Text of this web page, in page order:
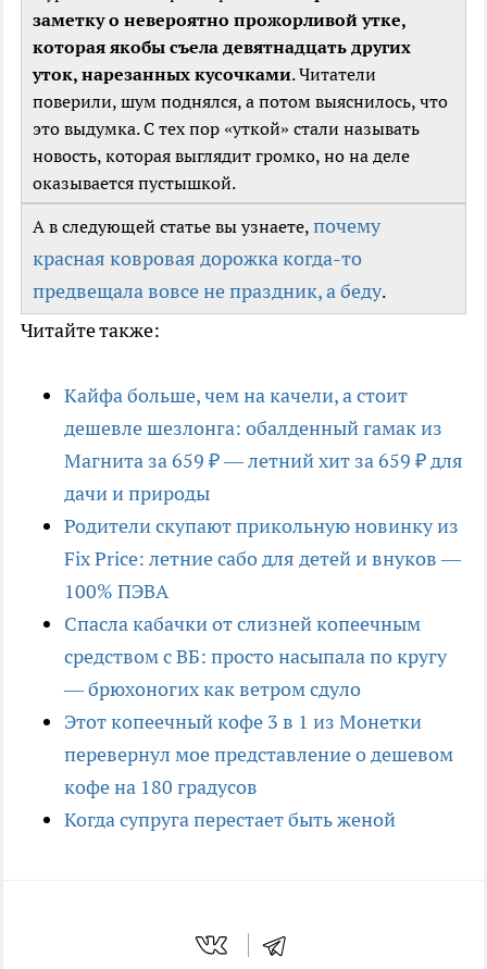
заметку о невероятно прожорливой утке,
которая якобы съела девятнадцать других
уток, нарезанных кусочками. Читатели
поверили, шум поднялся, а потом выяснилось, что
это выдумка. С тех пор «уткой» стали называть
новость, которая выглядит громко, но на деле
оказывается пустышкой.
А в следующей статье вы узнаете, почему
красная ковровая дорожка когда-то
предвещала вовсе не праздник, а беду.
Читайте также:
Кайфа больше, чем на качели, а стоит
дешевле шезлонга: обалденный гамак из
Магнита за 659 ₽ — летний хит за 659 ₽ для
дачи и природы
Родители скупают прикольную новинку из
Fix Price: летние сабо для детей и внуков —
100% ПЭВА
Спасла кабачки от слизней копеечным
средством с ВБ: просто насыпала по кругу
— брюхоногих как ветром сдуло
Этот копеечный кофе 3 в 1 из Монетки
перевернул мое представление о дешевом
кофе на 180 градусов
Когда супруга перестает быть женой